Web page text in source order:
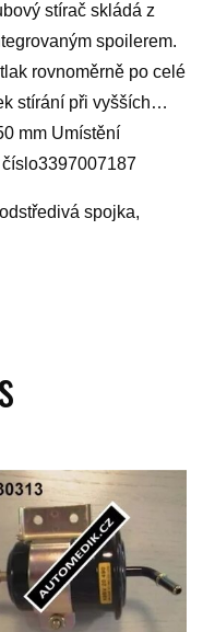
stírač skládá z
spoilerem.
rovnoměrně po celé
stírání při vyšších…
mm Umístění
spojka,